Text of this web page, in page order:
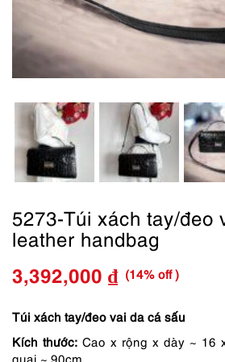
5273-Túi xách tay/đeo
leather handbag
Giá
gốc
là:
3,392,000 ₫
Giá
hiện
tại
(14% off )
Túi xách tay/đeo vai da cá sấu
Kích thước: Cao x rộng x dày ~ 16
quai ~ 90cm,